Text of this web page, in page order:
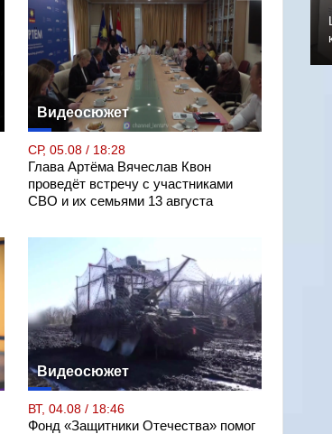
Видеосюжет
СР, 05.08 / 18:28
Глава Артёма Вячеслав Квон
проведёт встречу с участниками
СВО и их семьями 13 августа
Видеосюжет
ВТ, 04.08 / 18:46
Фонд «Защитники Отечества» помог